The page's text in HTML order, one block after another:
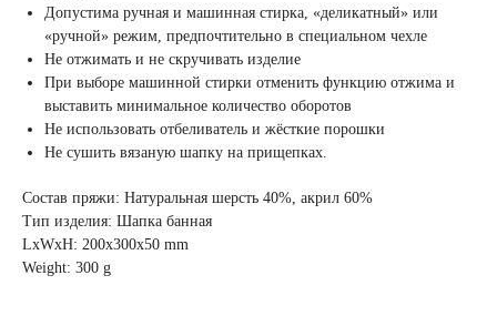
Допустима ручная и машинная стирка, «деликатный» или
«ручной» режим, предпочтительно в специальном чехле
Не отжимать и не скручивать изделие
При выборе машинной стирки отменить функцию отжима и
выставить минимальное количество оборотов
Не использовать отбеливатель и жёсткие порошки
Не сушить вязаную шапку на прищепках.
Состав пряжи: Натуральная шерсть 40%, акрил 60%
Тип изделия: Шапка банная
LxWxH: 200x300x50 mm
Weight: 300 g